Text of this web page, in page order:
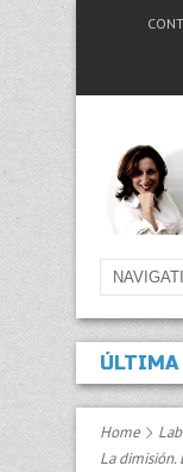
ÚLTIMA
PERMANENTE
Home
La